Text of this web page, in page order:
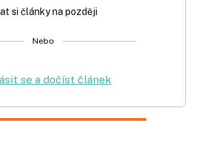
si články na později
Nebo
se a dočíst článek